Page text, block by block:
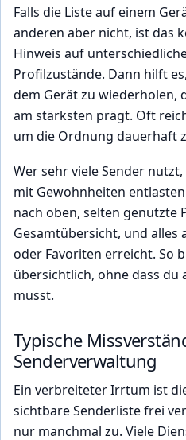
Falls die Liste auf einem
anderen aber nicht, ist das
Hinweis auf
Profilzustände. Dann hilft
dem Gerät zu wiederholen,
am stärksten prägt. Oft
um die Ordnung dauerhaft
Wer sehr viele Sender
mit Gewohnheiten
nach oben, selten genutzte
Gesamtübersicht, und alles
oder Favoriten erreicht. So
übersichtlich, ohne dass du
musst.
Typische
Senderverwaltung
Ein verbreiteter Irrtum ist
sichtbare Senderliste frei
nur manchmal zu. Viele